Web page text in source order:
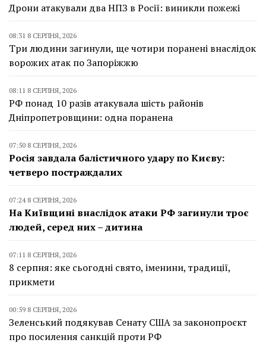
Дрони атакували два НПЗ в Росії: виникли пожежі
08:31 8 СЕРПНЯ, 2026
Три людини загинули, ще чотири поранені внаслідок
ворожих атак по Запоріжжю
08:11 8 СЕРПНЯ, 2026
РФ понад 10 разів атакувала шість районів
Дніпропетровщини: одна поранена
07:50 8 СЕРПНЯ, 2026
Росія завдала балістичного удару по Києву:
четверо постраждалих
07:24 8 СЕРПНЯ, 2026
На Київщині внаслідок атаки РФ загинули троє
людей, серед них – дитина
07:11 8 СЕРПНЯ, 2026
8 серпня: яке сьогодні свято, іменини, традиції,
прикмети
00:59 8 СЕРПНЯ, 2026
Зеленський подякував Сенату США за законопроєкт
про посилення санкцій проти РФ